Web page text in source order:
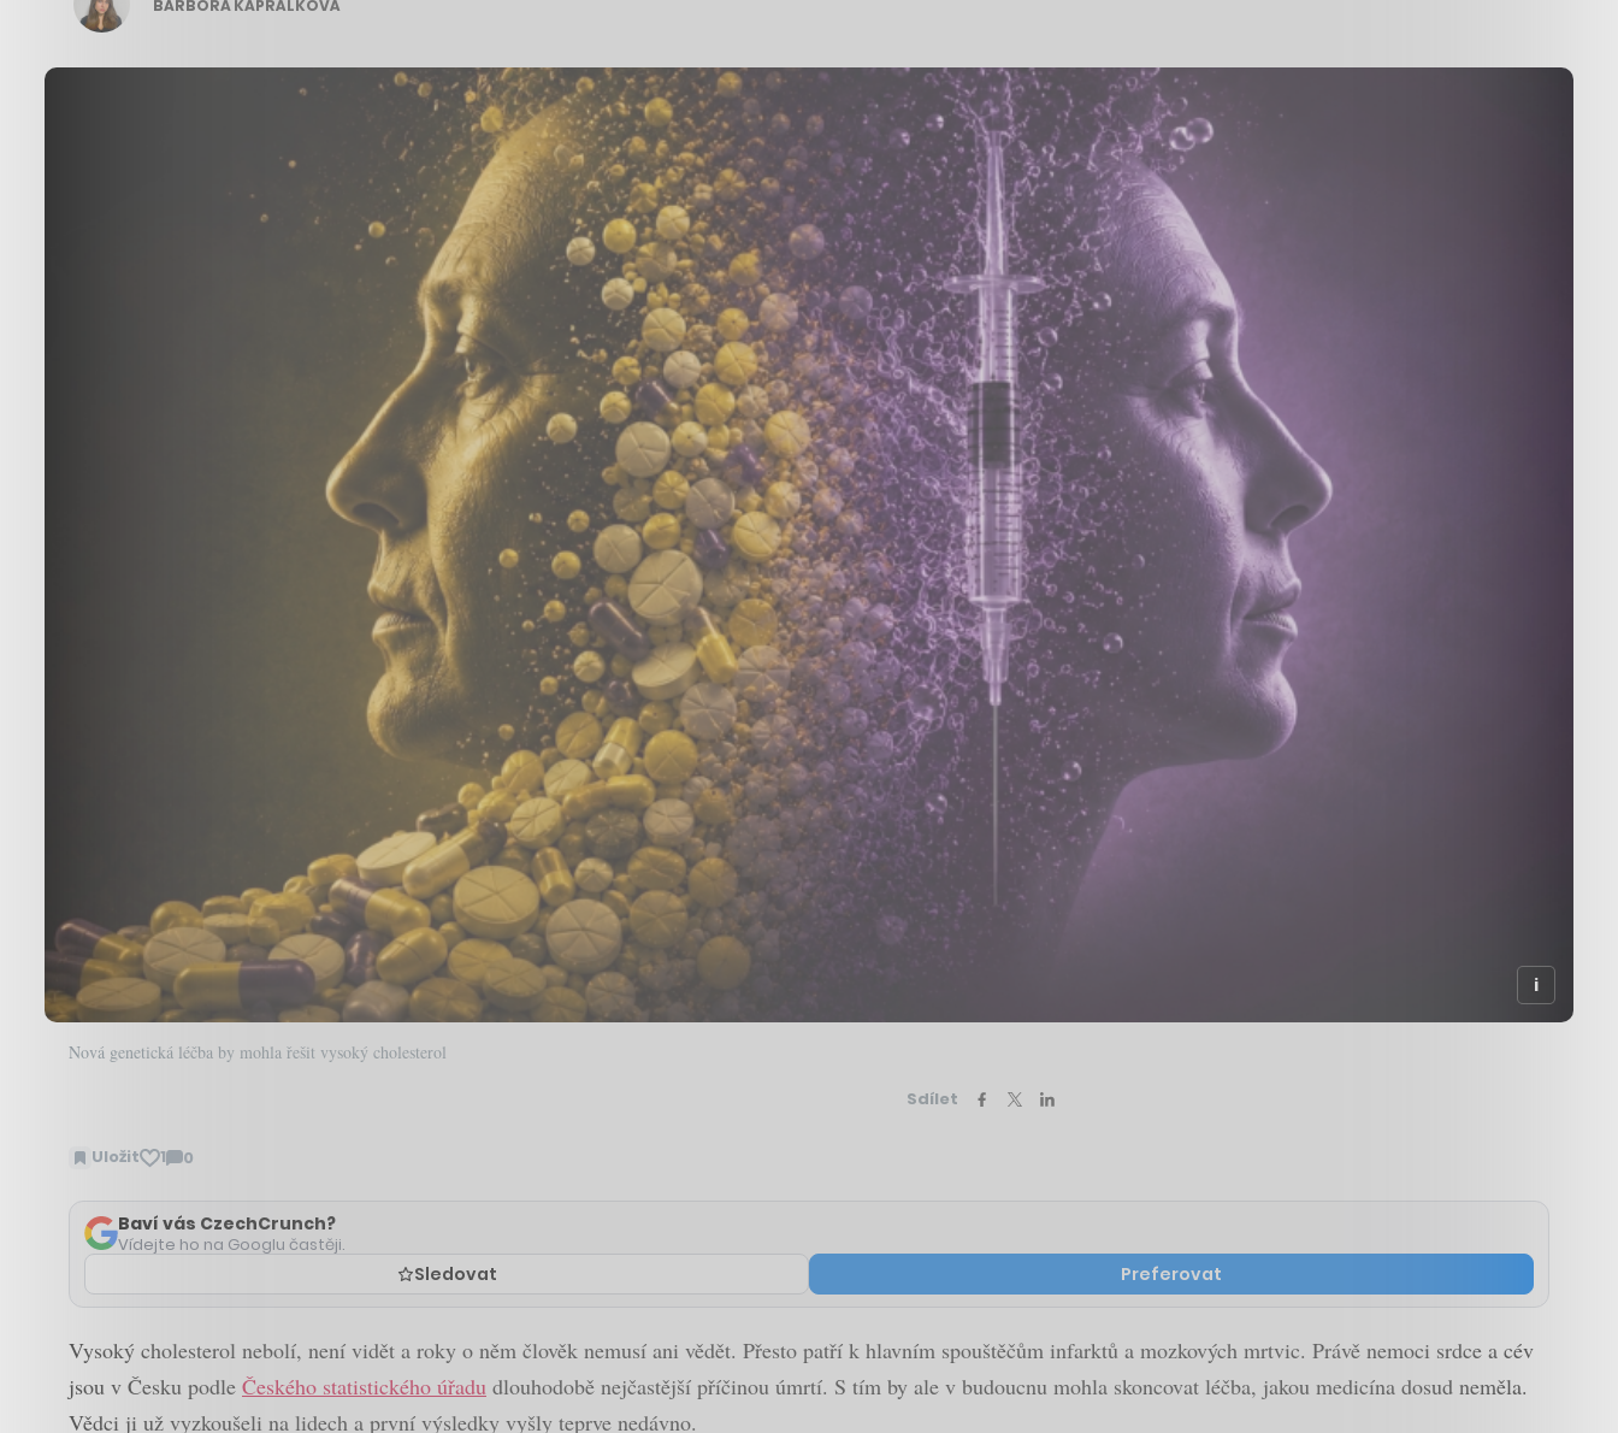
BARBORA KAPRÁLKOVÁ
Nová genetická léčba by mohla řešit vysoký cholesterol
Sdílet
Uložit 1 0
Zobrazit
Baví vás CzechCrunch?
Vídejte ho na Googlu častěji.
Sledovat Preferovat
Vysoký cholesterol nebolí, není vidět a roky o něm člověk nemusí ani vědět. Přesto patří k hlavním spouštěčům infarktů a mozkových mrtvic. Právě nemoci srdce a cév
jsou v Česku podle Českého statistického úřadu dlouhodobě nejčastější příčinou úmrtí. S tím by ale v budoucnu mohla skoncovat léčba, jakou medicína dosud neměla.
Vědci ji už vyzkoušeli na lidech a první výsledky vyšly teprve nedávno.